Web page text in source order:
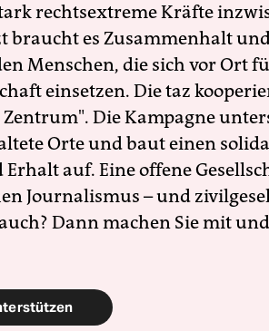
rechtsextreme Kräfte
braucht es Zusammenhalt
Menschen, die sich vor Ort
einsetzen. Die taz
Die Kampagne
Orte und baut einen
Erhalt auf. Eine offene
Journalismus – und
Dann machen Sie mit